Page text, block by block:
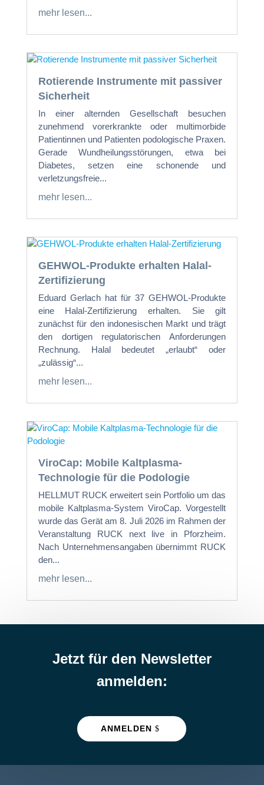
mehr lesen...
Rotierende Instrumente mit passiver
Sicherheit
In einer alternden Gesellschaft besuchen
zunehmend vorerkrankte oder multimorbide
Patientinnen und Patienten podologische Praxen.
Gerade Wundheilungsstörungen, etwa bei
Diabetes, setzen eine schonende und
verletzungsfreie...
mehr lesen...
GEHWOL-Produkte erhalten Halal-
Zertifizierung
Eduard Gerlach hat für 37 GEHWOL-Produkte
eine Halal-Zertifizierung erhalten. Sie gilt
zunächst für den indonesischen Markt und trägt
den dortigen regulatorischen Anforderungen
Rechnung. Halal bedeutet „erlaubt“ oder
„zulässig“...
mehr lesen...
ViroCap: Mobile Kaltplasma-
Technologie für die Podologie
HELLMUT RUCK erweitert sein Portfolio um das
mobile Kaltplasma-System ViroCap. Vorgestellt
wurde das Gerät am 8. Juli 2026 im Rahmen der
Veranstaltung RUCK next live in Pforzheim.
Nach Unternehmensangaben übernimmt RUCK
den...
mehr lesen...
Jetzt für den Newsletter
anmelden:
ANMELDEN